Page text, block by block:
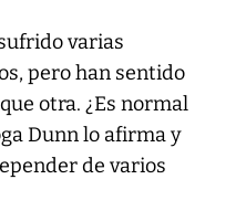
varias
pero han sentido
otra. ¿Es normal
Dunn lo afirma y
de varios